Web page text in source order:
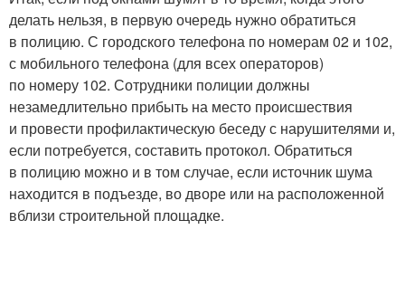
делать нельзя, в первую очередь нужно обратиться
в полицию. С городского телефона по номерам 02 и 102,
с мобильного телефона (для всех операторов)
по номеру 102. Сотрудники полиции должны
незамедлительно прибыть на место происшествия
и провести профилактическую беседу с нарушителями и,
если потребуется, составить протокол. Обратиться
в полицию можно и в том случае, если источник шума
находится в подъезде, во дворе или на расположенной
вблизи строительной площадке.